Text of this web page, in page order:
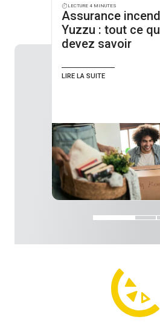
Lecture 4 minutes
Assurance
Yuzzu : tout ce
devez savoir
Lire la suite
Lecture 4 minutes
RC locative :
elle
en avez-vous
Lire la suite
Lecture 3 minutes
Comment
assurance
calculé ?
Lire la suite